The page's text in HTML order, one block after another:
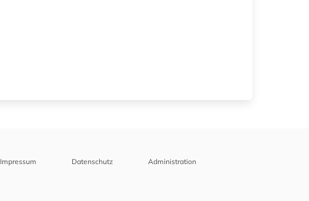
Impressum Datenschutz Administration